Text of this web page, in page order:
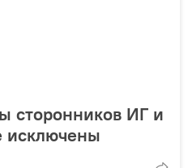
сторонников ИГ и
исключены